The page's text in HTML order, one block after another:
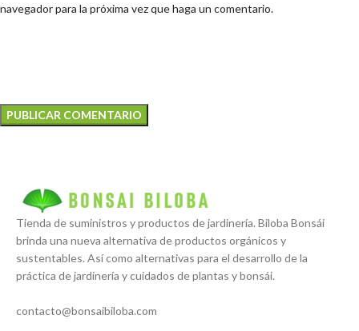
navegador para la próxima vez que haga un comentario.
Tienda de suministros y productos de jardinería. Biloba Bonsái
brinda una nueva alternativa de productos orgánicos y
sustentables. Así como alternativas para el desarrollo de la
práctica de jardinería y cuidados de plantas y bonsái.
contacto@bonsaibiloba.com